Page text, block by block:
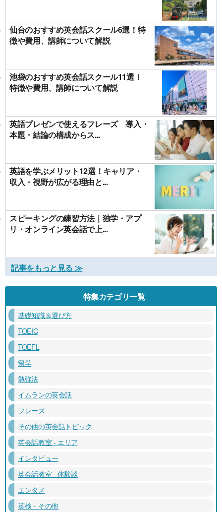
仙台のおすすめ英会話スクール6選！特
徴や費用、講師について解説
池袋のおすすめ英会話スクール11選！
特徴や費用、講師について解説
英語プレゼンで使えるフレーズ 導入・
本題・結論の構成からス...
英語を学ぶメリット12選！キャリア・
収入・視野が広がる理由と...
スピーキングの練習方法｜独学・アプ
リ・オンライン英会話で上...
記事をもっと見る ≫
特集カテゴリ一覧
基礎知識＆選び方
TOEIC
TOEFL
留学
勉強法
イムランの英会話
フレーズ
その他の英会話トピック
英会話教室 - エリア
インタビュー
英会話教室 - 体験談
エンタメ
英検・その他